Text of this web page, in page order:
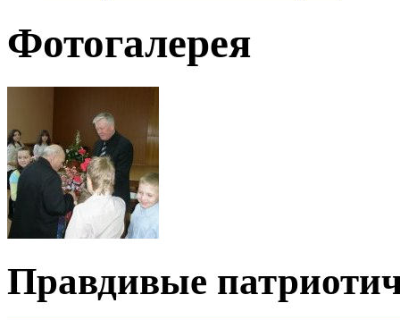
Фотогалерея
Правдивые